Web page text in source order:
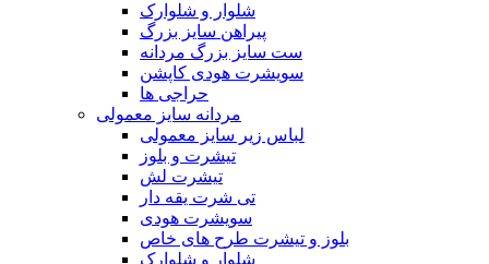
شلوار و شلوارک
پیراهن سایز بزرگ
ست سایز بزرگ مردانه
سویشرت هودی کاپشن
حراجی ها
مردانه سایز معمولی
لباس زیر سایز معمولی
تیشرت و بلوز
تیشرت لش
تی شرت یقه دار
سویشرت هودی
بلوز و تیشرت طرح های خاص
شلوار و شلوارک